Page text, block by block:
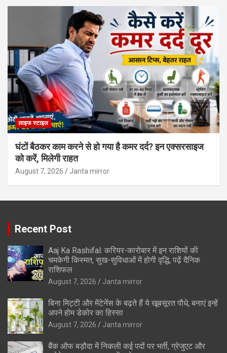
लाइफ स्टाइल
घंटों बैठकर काम करने से हो गया है कमर दर्द? इन एक्सरसाइज
को करें, मिलेगी राहत
August 7, 2026 Janta mirror
Recent Post
Aaj Ka Rashifal: करियर-कारोबार में इन राशियों की
चमकेगी किस्मत, सुख-सुविधाओं में होगी वृद्धि, पढ़ें दैनिक
राशिफल
August 7, 2026 Janta mirror
बिना मिट्टी और मेंटेनेंस के बढ़ते हैं ये खूबसूरत पौधे, बनाएं इन्‍हें
अपने होम डेकोर का हिस्‍सा
August 7, 2026 Janta mirror
बैंक ऑफ बड़ौदा में निकली कई पदों पर भर्ती, ग्रेजुएट और